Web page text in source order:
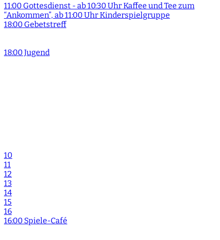
11:00 Gottesdienst - ab 10:30 Uhr Kaffee und Tee zum
“Ankommen”, ab 11:00 Uhr Kinderspielgruppe
18:00 Gebetstreff
18:00 Jugend
10
11
12
13
14
15
16
16:00 Spiele-Café